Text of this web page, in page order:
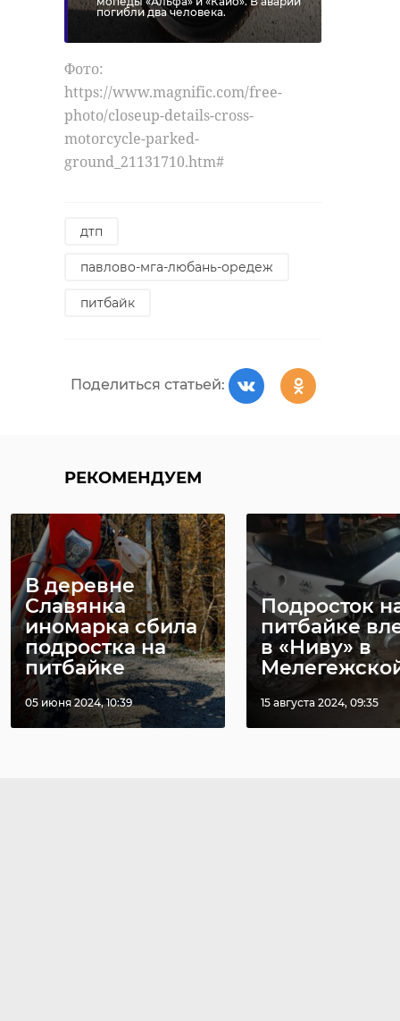
погибли два человека.
Фото:
https://www.magnific.com/free-
photo/closeup-details-cross-
motorcycle-parked-
ground_21131710.htm#
дтп
павлово-мга-любань-оредеж
питбайк
Поделиться статьей:
РЕКОМЕНДУЕМ
В деревне
Славянка
иномарка сбила
подростка на
питбайке
05 июня 2024, 10:39
Подросток
питбайке
в «Ниву» в
15 августа 2024, 09:35